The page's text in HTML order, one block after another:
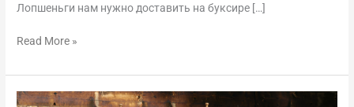
Лопшеньги нам нужно доставить на буксире […]
Read More »
ПОМОРСКИЙ